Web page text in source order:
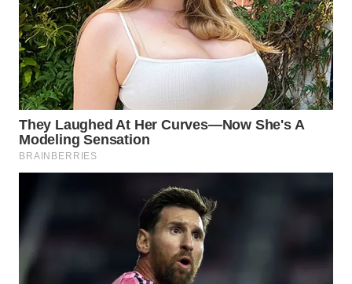
WAHANA
DESA
WISATA
LAPAK
WAHANA
Wahana
Network